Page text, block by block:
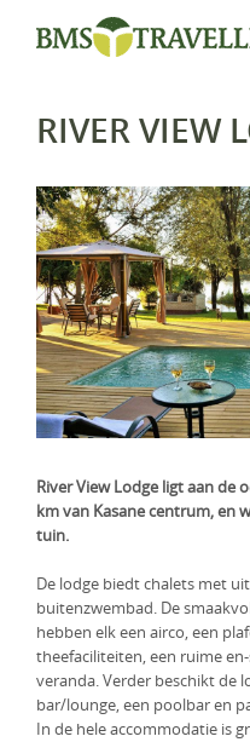
Thema
Fly In Safari
Self-Drive
Strandvakantie
Huwelijksreis
Foto Safari
Golfreis
Familiereis
Afrika
Kenia
Madagaskar
Malawi
Mozambique
Namibië
Tanzania
Zambia
Zimbabwe
Zuid-Afrika
Kirgistan
Europa
IJsland
Italië
Indische Oceaan
Malediven
Mauritius
Réunion
Midden Oosten
Oman
Saudi-Arabië
Routes
Info
Over BMS-Travellers
Reizen Met De Experts
Reisvoorwaarden En
Vaccinaties
Visa & Travel Authorisation
Map
Login
RIVER VIEW
River View Lodge ligt aan de
km van Kasane centrum, en
tuin.
De lodge biedt chalets met
buitenzwembad. De
hebben elk een airco, een
theefaciliteiten, een ruime
veranda. Verder beschikt de
bar/lounge, een poolbar en
In de hele accommodatie is